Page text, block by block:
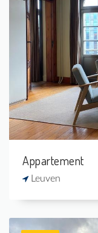
Appartement
Leuven